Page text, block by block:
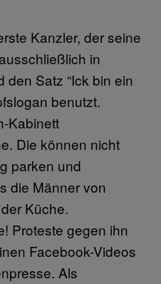
Kanzler, der seine
in
den Satz “Ick bin ein
benutzt.
Kabinett
Die können nicht
parken und
die Männer von
Küche.
Proteste gegen ihn
Facebook-Videos
Als